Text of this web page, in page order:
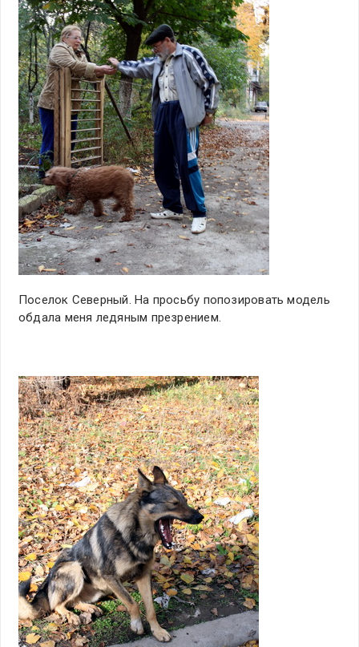
Поселок Северный. На просьбу попозировать модель
обдала меня ледяным презрением.